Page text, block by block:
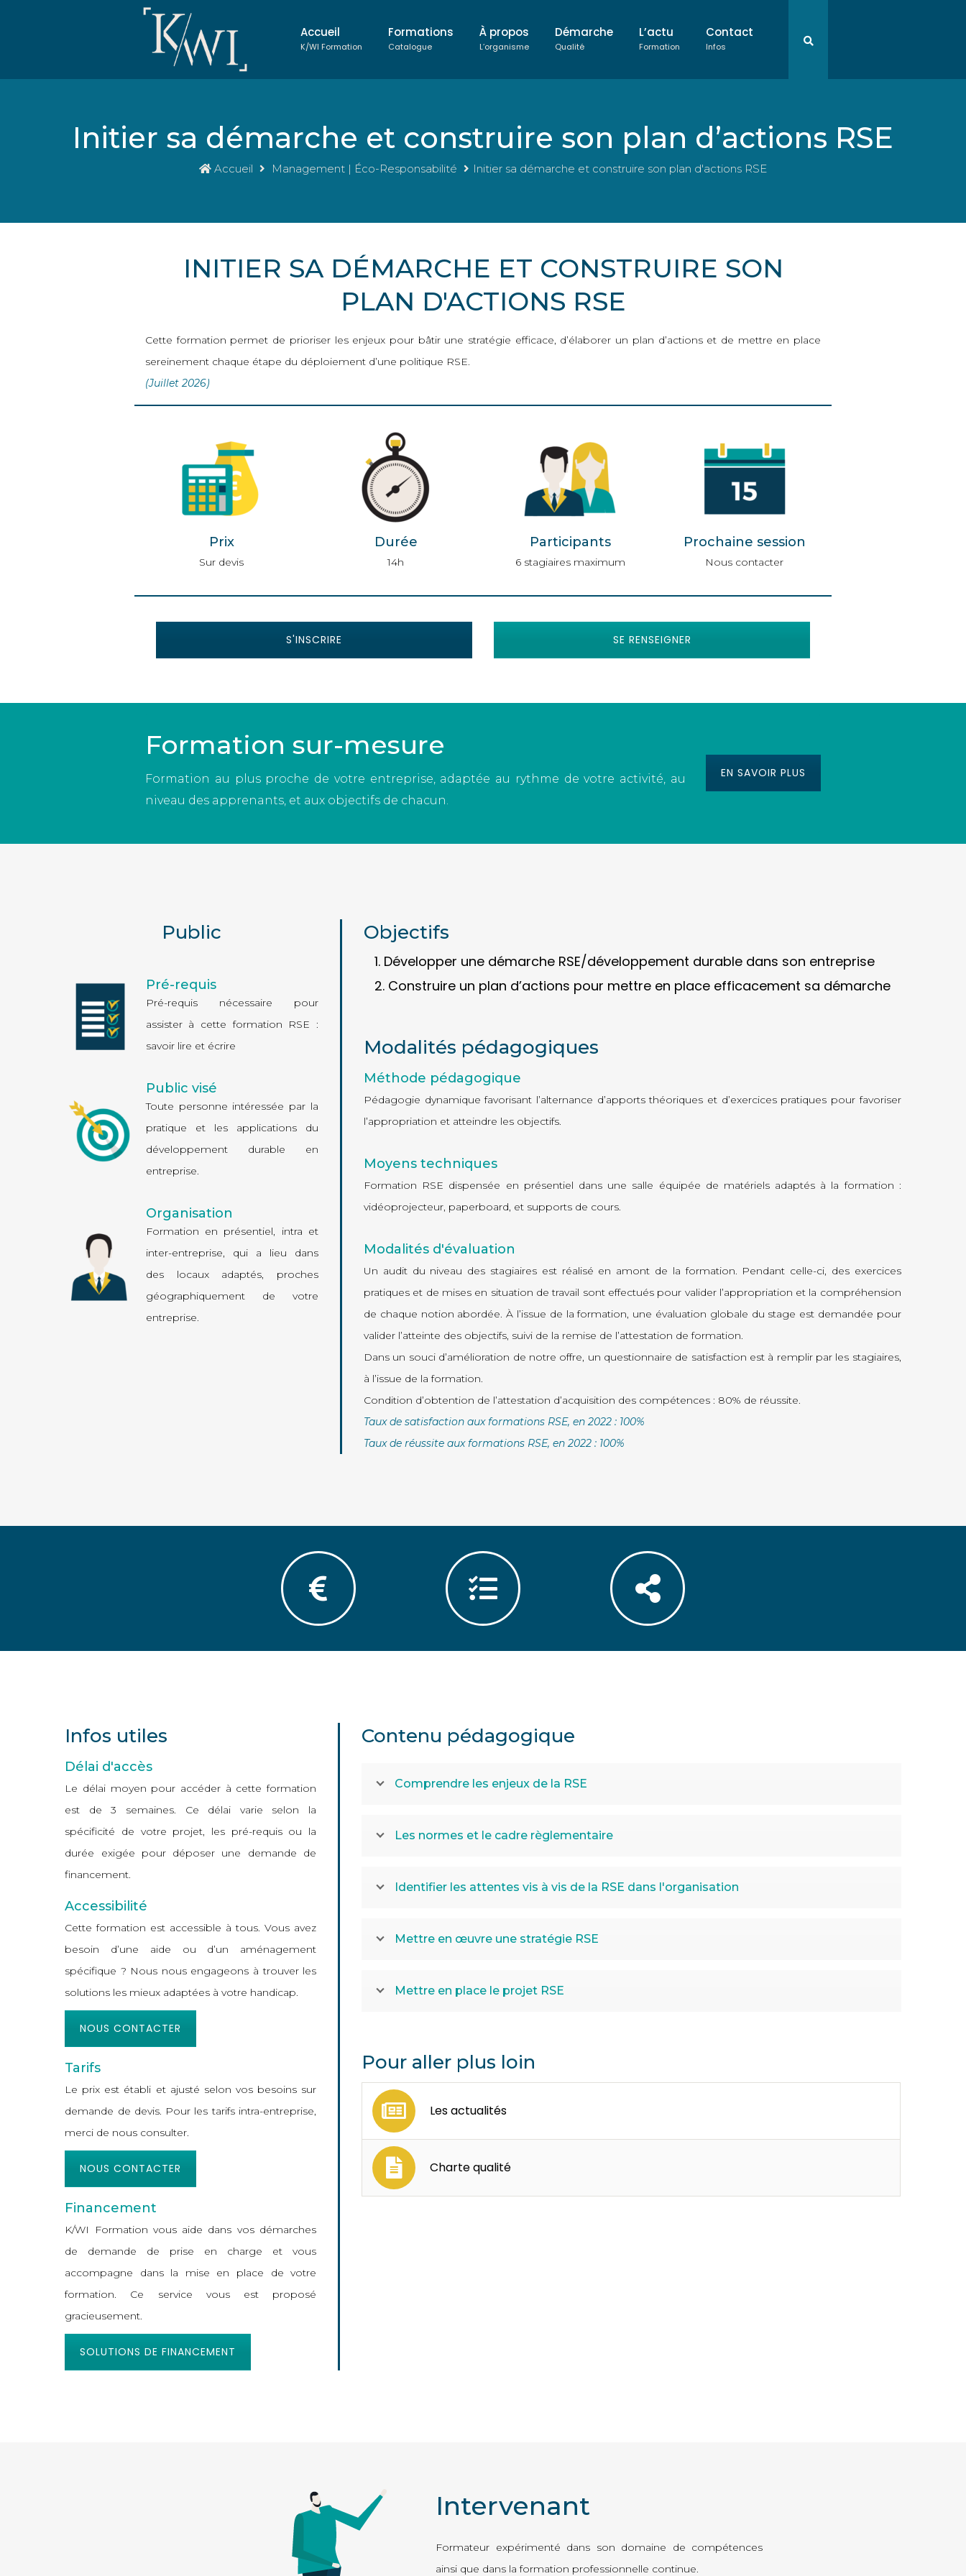
Accueil
K/WI Formation
Formations
Catalogue
À propos
L’organisme
Démarche
Qualité
L’actu
Formation
Contact
Infos
Initier sa démarche et construire son plan d’actions RSE
Accueil Management | Éco-Responsabilité Initier sa démarche et construire son plan d'actions RSE
INITIER SA DÉMARCHE ET CONSTRUIRE SON
PLAN D'ACTIONS RSE
Cette formation permet de prioriser les enjeux pour bâtir une stratégie efficace, d’élaborer un plan d’actions et de mettre en place
sereinement chaque étape du déploiement d’une politique RSE.
(Juillet 2026)
Prix
Sur devis
Durée
14h
Participants
6 stagiaires maximum
Prochaine session
Nous contacter
S'INSCRIRE SE RENSEIGNER
Formation sur-mesure
Formation au plus proche de votre entreprise, adaptée au rythme de votre activité, au
niveau des apprenants, et aux objectifs de chacun.
EN SAVOIR PLUS
Public
Pré-requis
Pré-requis nécessaire pour
assister à cette formation RSE :
savoir lire et écrire
Public visé
Toute personne intéressée par la
pratique et les applications du
développement durable en
entreprise.
Organisation
Formation en présentiel, intra et
inter-entreprise, qui a lieu dans
des locaux adaptés, proches
géographiquement de votre
entreprise.
Objectifs
Développer une démarche RSE/développement durable dans son entreprise
Construire un plan d’actions pour mettre en place efficacement sa démarche
Modalités pédagogiques
Méthode pédagogique
Pédagogie dynamique favorisant l’alternance d’apports théoriques et d’exercices pratiques pour favoriser
l’appropriation et atteindre les objectifs.
Moyens techniques
Formation RSE dispensée en présentiel dans une salle équipée de matériels adaptés à la formation :
vidéoprojecteur, paperboard, et supports de cours.
Modalités d'évaluation
Un audit du niveau des stagiaires est réalisé en amont de la formation. Pendant celle-ci, des exercices
pratiques et de mises en situation de travail sont effectués pour valider l’appropriation et la compréhension
de chaque notion abordée. À l’issue de la formation, une évaluation globale du stage est demandée pour
valider l’atteinte des objectifs, suivi de la remise de l’attestation de formation.
Dans un souci d’amélioration de notre offre, un questionnaire de satisfaction est à remplir par les stagiaires,
à l’issue de la formation.
Condition d’obtention de l’attestation d’acquisition des compétences : 80% de réussite.
Taux de satisfaction aux formations RSE, en 2022 : 100%
Taux de réussite aux formations RSE, en 2022 : 100%
Infos utiles
Délai d'accès
Le délai moyen pour accéder à cette formation
est de 3 semaines. Ce délai varie selon la
spécificité de votre projet, les pré-requis ou la
durée exigée pour déposer une demande de
financement.
Accessibilité
Cette formation est accessible à tous. Vous avez
besoin d’une aide ou d’un aménagement
spécifique ? Nous nous engageons à trouver les
solutions les mieux adaptées à votre handicap.
NOUS CONTACTER
Tarifs
Le prix est établi et ajusté selon vos besoins sur
demande de devis. Pour les tarifs intra-entreprise,
merci de nous consulter.
NOUS CONTACTER
Financement
K/WI Formation vous aide dans vos démarches
de demande de prise en charge et vous
accompagne dans la mise en place de votre
formation. Ce service vous est proposé
gracieusement.
SOLUTIONS DE FINANCEMENT
Contenu pédagogique
Comprendre les enjeux de la RSE
Les normes et le cadre règlementaire
Identifier les attentes vis à vis de la RSE dans l'organisation
Mettre en œuvre une stratégie RSE
Mettre en place le projet RSE
Pour aller plus loin
Les actualités
Charte qualité
Intervenant
Formateur expérimenté dans son domaine de compétences
ainsi que dans la formation professionnelle continue.